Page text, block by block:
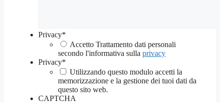
Privacy*
Accetto Trattamento dati personali
secondo l'informativa sulla privacy
Privacy*
Utilizzando questo modulo accetti la
memorizzazione e la gestione dei tuoi dati da
questo sito web.
CAPTCHA